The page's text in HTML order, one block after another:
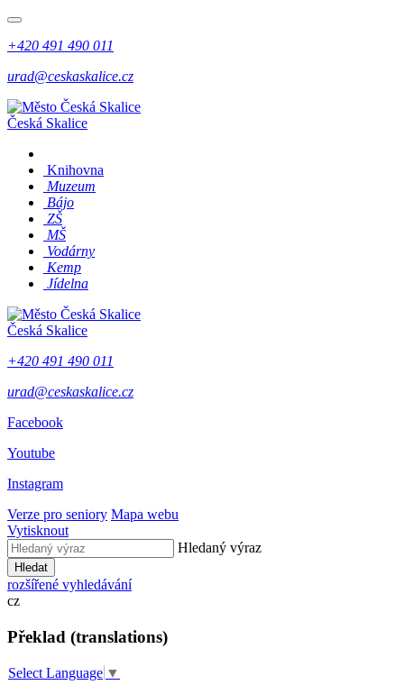
+420 491 490 011
urad@ceskaskalice.cz
Česká Skalice
Knihovna
Muzeum
Bájo
ZŠ
MŠ
Vodárny
Kemp
Jídelna
Česká Skalice
+420 491 490 011
urad@ceskaskalice.cz
Facebook
Youtube
Instagram
Verze pro seniory Mapa webu
Vytisknout
Hledaný výraz
Hledat
rozšířené vyhledávání
cz
Překlad (translations)
Select Language ▼